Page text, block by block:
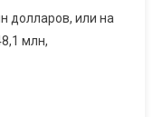
долларов, или на
млн,